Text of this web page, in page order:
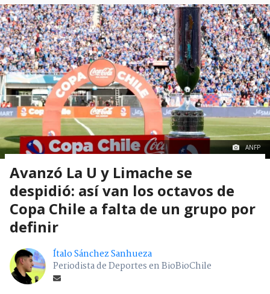
ANFP
Avanzó La U y Limache se
despidió: así van los octavos de
Copa Chile a falta de un grupo por
definir
Ítalo Sánchez Sanhueza
Periodista de Deportes en BioBioChile